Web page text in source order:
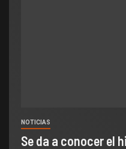
NOTICIAS
Se da a conocer el